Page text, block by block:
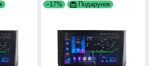
–17% Подарунок